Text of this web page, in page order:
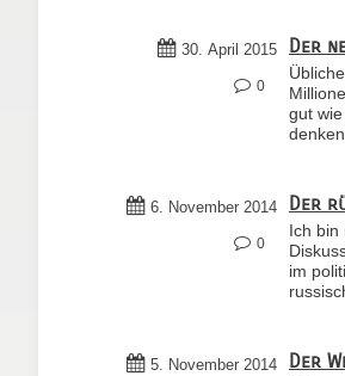
30. April 2015
0
Der
gut
6. November 2014
0
Der
Ich bin
im
5. November 2014 Der